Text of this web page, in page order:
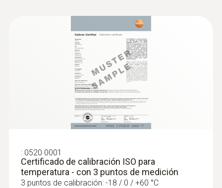
Punta de medición de inmersión
(conector TP tipo K) - Punta de
medición de inmersión, flexible
Punta de medición en forma de cable para le
: 0520 0001
Certificado de calibración ISO para
temperatura - con 3 puntos de medición
3 puntos de calibración: -18 / 0 / +60 °C